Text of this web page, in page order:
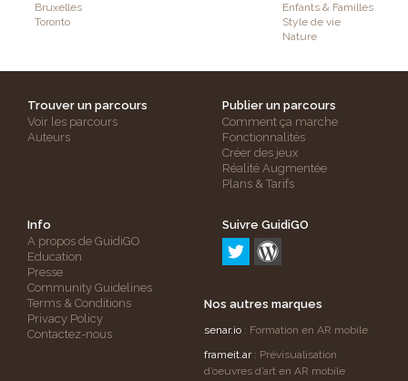
Bruxelles
Toronto
Enfants & Familles
Style de vie
Nature
Trouver un parcours
Voir les parcours
Auteurs
Publier un parcours
Comment ça marche
Fonctionnalités
Créer des jeux
Réalité Augmentée
Plans & Tarifs
Info
A propos de GuidiGO
Education
Presse
Community Guidelines
Terms & Conditions
Privacy Policy
Contactez-nous
Suivre GuidiGO
Nos autres marques
senar.io : Formation en AR mobile
frameit.ar: Prévisualisation
d’oeuvres d’art en AR mobile